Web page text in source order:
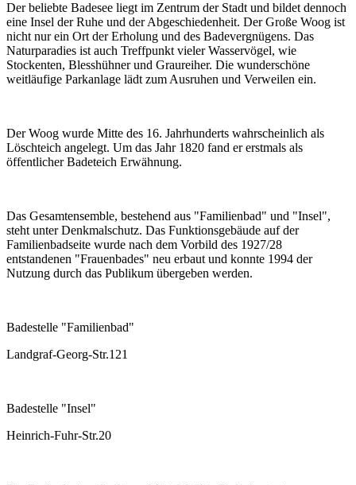
Der beliebte Badesee liegt im Zentrum der Stadt und bildet dennoch
eine Insel der Ruhe und der Abgeschiedenheit. Der Große Woog ist
nicht nur ein Ort der Erholung und des Badevergnügens. Das
Naturparadies ist auch Treffpunkt vieler Wasservögel, wie
Stockenten, Blesshühner und Graureiher. Die wunderschöne
weitläufige Parkanlage lädt zum Ausruhen und Verweilen ein.
Der Woog wurde Mitte des 16. Jahrhunderts wahrscheinlich als
Löschteich angelegt. Um das Jahr 1820 fand er erstmals als
öffentlicher Badeteich Erwähnung.
Das Gesamtensemble, bestehend aus "Familienbad" und "Insel",
steht unter Denkmalschutz. Das Funktionsgebäude auf der
Familienbadseite wurde nach dem Vorbild des 1927/28
entstandenen "Frauenbades" neu erbaut und konnte 1994 der
Nutzung durch das Publikum übergeben werden.
Badestelle "Familienbad"
Landgraf-Georg-Str.121
Badestelle "Insel"
Heinrich-Fuhr-Str.20